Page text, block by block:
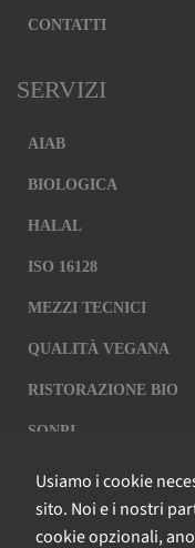
CONTATTI
SERVIZI
AIAB
BIOLOGICA
HALAL
ISO 16128
MEZZI TECNICI
QUALITÀ VEGANA
RISTORAZIONE BIO
SQNPI
UNICO
Usiamo i cookie
sito. Noi e i nostri
cookie opzionali,